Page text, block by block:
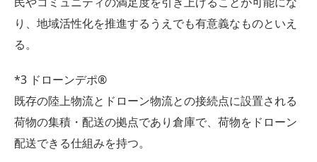
り、地域活性化を推進するうえでも有意義なものといえ
る。
*3 ドローンデポ®
既存の陸上物流とドローン物流との接続点に設置される
荷物の集積・配送の拠点であり倉庫で、荷物をドローン
配送できる仕組みを持つ。